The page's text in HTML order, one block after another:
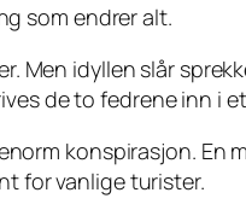
som endrer alt.
Men idyllen slår
de to fedrene inn i
konspirasjon. En
for vanlige turister.